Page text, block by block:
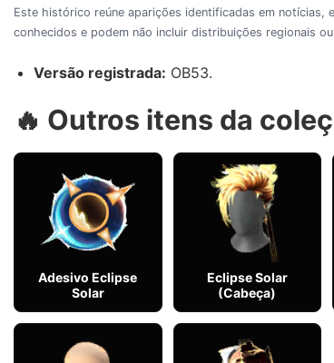
Este histórico reúne aparições identificadas em
conhecidos e podem não incluir distribuições regionais
Versão registrada: OB53.
🔥 Outros itens da
Adesivo Eclipse
Solar
Eclipse Solar
(Cabeça)